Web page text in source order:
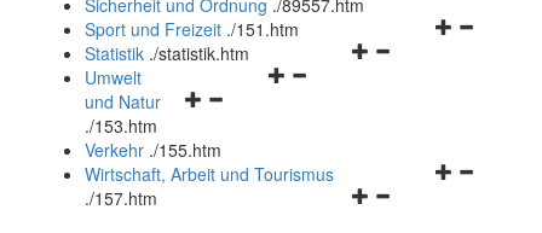
schließen
Sicherheit und Ordnung ./89557.htm
Navigationsmenü
Sport und Freizeit ./151.htm
Navigationsmenü
Statistik ./statistik.htm
Navigationsmenü
und
schließen
Umwelt
und Natur
./153.htm
Verkehr ./155.htm
Navigationsmenü
Wirtschaft, Arbeit und Tourismus
./157.htm